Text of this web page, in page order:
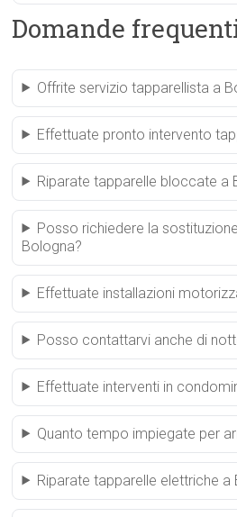
Domande
Offrite servizio tapparellista a
Effettuate pronto intervento
Riparate tapparelle bloccate a
Posso richiedere la
Bologna?
Effettuate installazioni
Posso contattarvi anche di
Effettuate interventi in
Quanto tempo impiegate per
Riparate tapparelle elettriche a